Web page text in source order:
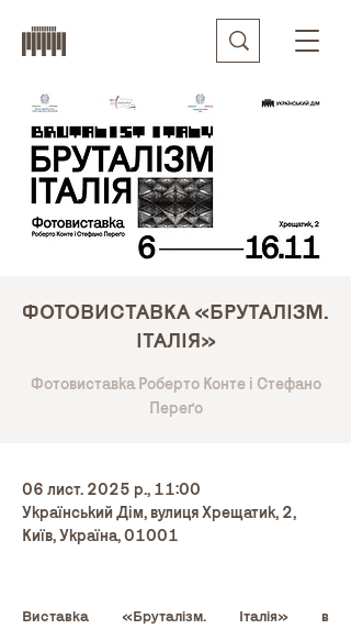
ФОТОВИСТАВКА «БРУТАЛІЗМ.
ІТАЛІЯ»
Фотовиставка Роберто Конте і Стефано
Переґо
06 лист. 2025 р., 11:00
Український Дім, вулиця Хрещатик, 2,
Київ, Україна, 01001
Виставка «Бруталізм. Італія» в